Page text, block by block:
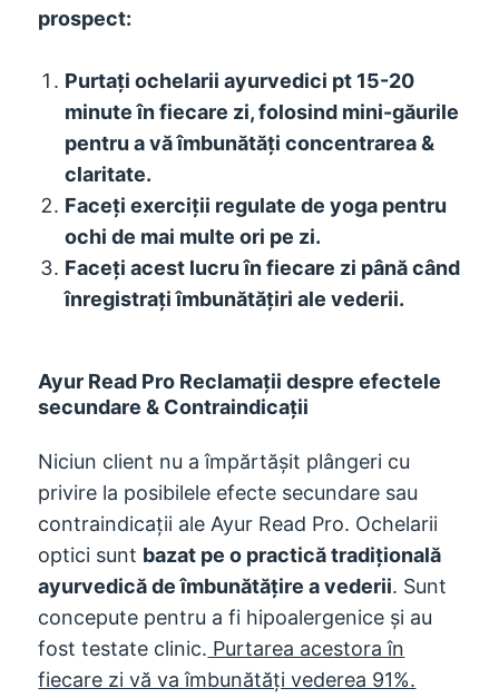
prospect:
Purtați ochelarii ayurvedici pt 15-20
minute în fiecare zi, folosind mini-găurile
pentru a vă îmbunătăți concentrarea &
claritate.
Faceți exerciții regulate de yoga pentru
ochi de mai multe ori pe zi.
Faceți acest lucru în fiecare zi până când
înregistrați îmbunătățiri ale vederii.
Ayur Read Pro Reclamații despre efectele
secundare & Contraindicații
Niciun client nu a împărtășit plângeri cu
privire la posibilele efecte secundare sau
contraindicații ale Ayur Read Pro. Ochelarii
optici sunt bazat pe o practică tradițională
ayurvedică de îmbunătățire a vederii. Sunt
concepute pentru a fi hipoalergenice și au
fost testate clinic. Purtarea acestora în
fiecare zi vă va îmbunătăți vederea 91%.